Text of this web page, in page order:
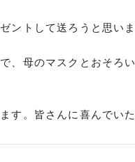
ントして送ろうと思いま
、母のマスクとおそろ
す。皆さんに喜んでい